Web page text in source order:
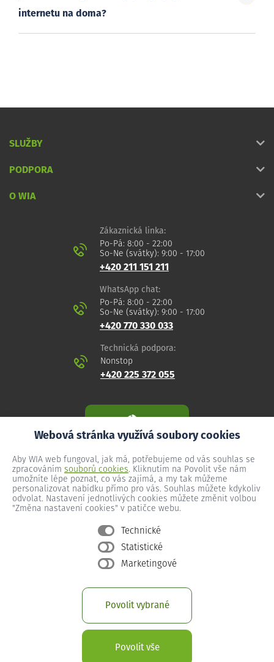
Webová stránka využívá soubory cookies
Aby WIA web fungoval, jak má, potřebujeme od vás souhlas se
zpracováním souborů cookies. Kliknutím na Povolit vše nám
umožníte lépe poznat, co vás zajímá, a my tak můžeme
personalizovat nabídku přímo pro vás. Souhlas můžete kdykoliv
odvolat. Nastavení jednotlivých cookies můžete změnit volbou
"Změna nastavení cookies" v patičce webu.
Technické
Statistické
Marketingové
Povolit vybrané
Povolit vše
internetu na doma?
SLUŽBY
PODPORA
O WIA
Zákaznická linka:
Po-Pá: 8:00 - 22:00
So-Ne (svátky): 9:00 - 17:00
+420 211 151 211
WhatsApp chat:
Po-Pá: 8:00 - 22:00
So-Ne (svátky): 9:00 - 17:00
+420 770 330 033
Technická podpora:
Nonstop
+420 225 372 055
Všeobecné podmínky
Ochrana osobních údajů
Změna nastavení cookies
Provozní podmínky předplacený internet
Provozní podmínky WIA Optika